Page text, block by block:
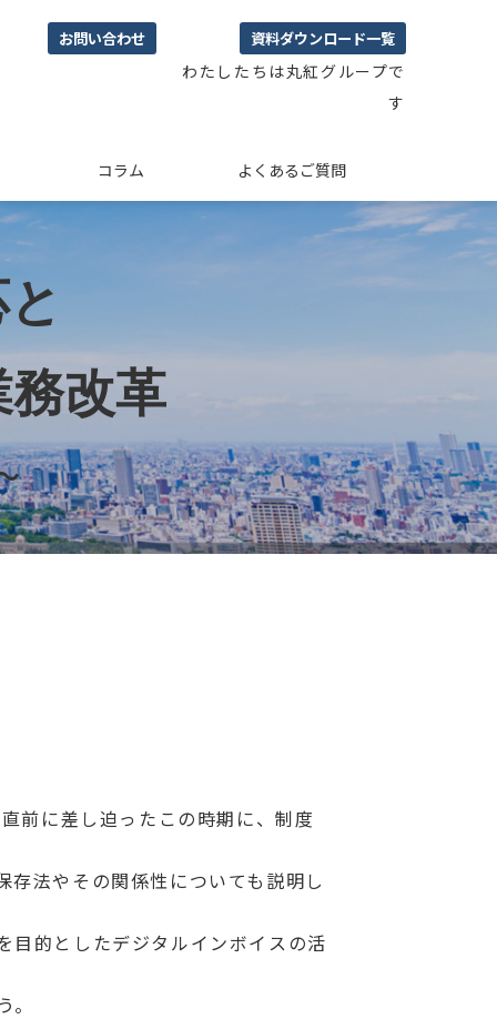
お問い合わせ 資料ダウンロード一覧
わたしたちは丸紅グループで
す
コラム よくあるご質問
改革
前に差し迫ったこの時期に、制度
法やその関係性についても説明し
目的としたデジタルインボイスの活